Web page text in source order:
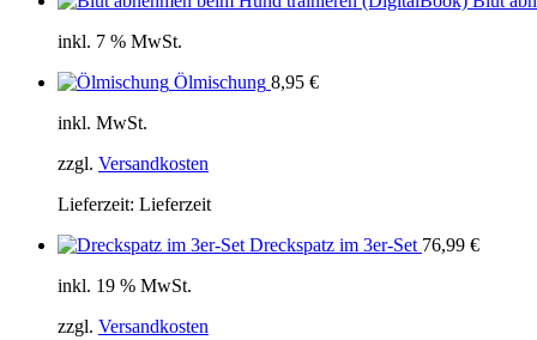
inkl. 7 % MwSt.
Ölmischung 8,95 €
inkl. MwSt.
zzgl. Versandkosten
Lieferzeit: Lieferzeit
Dreckspatz im 3er-Set 76,99 €
inkl. 19 % MwSt.
zzgl. Versandkosten